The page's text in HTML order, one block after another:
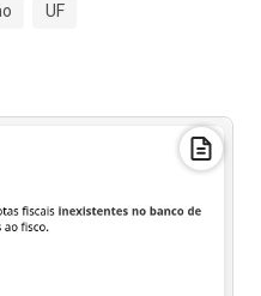
UF